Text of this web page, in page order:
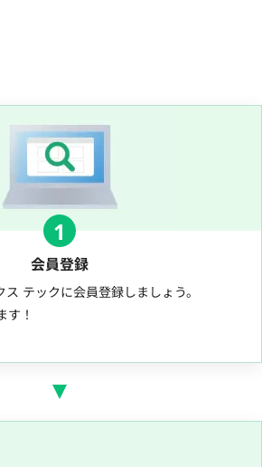
1
会員登録
テックに会員登録しましょう。
す！